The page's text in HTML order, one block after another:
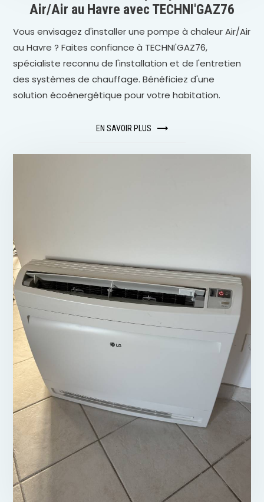
Air/Air au Havre avec TECHNI'GAZ76
Vous envisagez d'installer une pompe à chaleur Air/Air
au Havre ? Faites confiance à TECHNI'GAZ76,
spécialiste reconnu de l'installation et de l'entretien
des systèmes de chauffage. Bénéficiez d'une
solution écoénergétique pour votre habitation.
EN SAVOIR PLUS